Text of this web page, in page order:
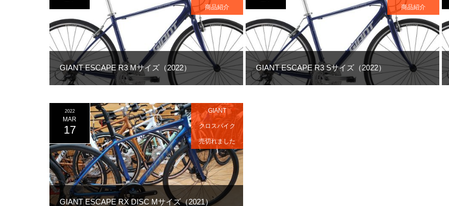
GIANT ESCAPE R3 Mサイズ（2022）
商品紹介
GIANT ESCAPE R3 Sサイズ（2022）
商品紹介
GIANT ESCAPE RX DISC Mサイズ（2021）
2022
MAR
17
GIANT
クロスバイク
売切れました